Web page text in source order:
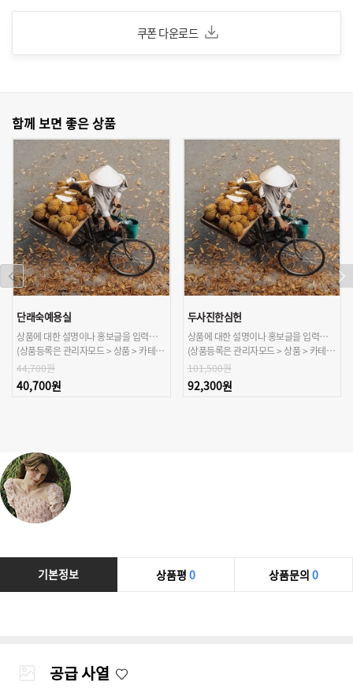
쿠폰 다운로드
함께 보면 좋은 상품
단래숙예용실
상품에 대한 설명이나 홍보글을 입력해주세요.
(상품등록은 관리자모드 > 상품 > 카테고리/상품관리 > 상품등록 가능)
44,700원
40,700원
두사진한심헌
상품에 대한 설명이나 홍보글을 입력해주세요.
(상품등록은 관리자모드 > 상품 > 카테고리/상품관리 > 상품등록 가능)
101,500원
92,300원
기본정보 상품평 0 상품문의 0
공급 사열